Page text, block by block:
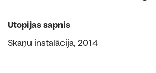
Utopijas sapnis
Skaņu instalācija, 2014